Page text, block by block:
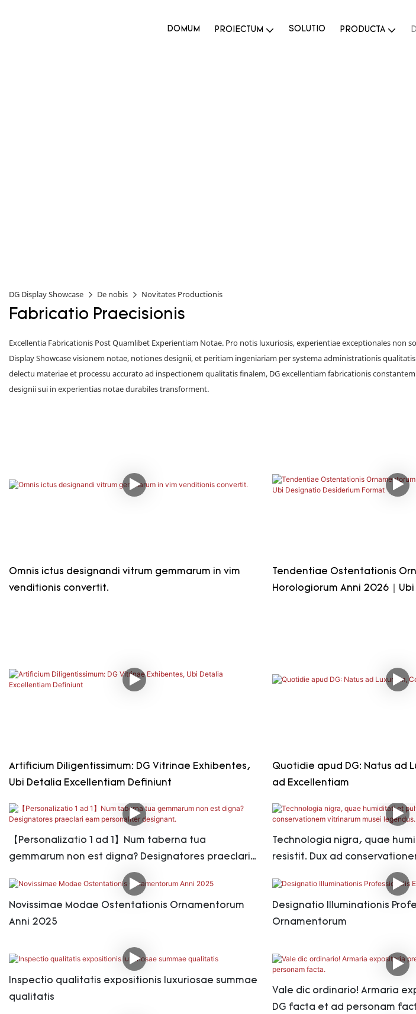
DOMUM PROIECTUM SOLUTIO PRODUCTA
DG Display Showcase De nobis Novitates Productionis
Fabricatio Praecisionis
Excellentia Fabricationis Post Quamlibet Experientiam Notae. Pro notis luxuriosis, experientiae exceptionales non
Display Showcase visionem notae, notiones designii, et peritiam ingeniariam per systema administrationis
delectu materiae et processu accurato ad inspectionem qualitatis finalem, DG excellentiam fabricationis
designii sui in experientias notae durabiles transforment.
Omnis ictus designandi vitrum gemmarum in vim
venditionis convertit.
Tendentiae Ostentationis
Horologiorum Anni 2026｜
Artificium Diligentissimum: DG Vitrinae Exhibentes,
Ubi Detalia Excellentiam Definiunt
Quotidie apud DG: Natus ad
ad Excellentiam
【Personalizatio 1 ad 1】Num taberna tua
gemmarum non est digna? Designatores praeclari
eam personaliter designant.
Technologia nigra, quae
resistit. Dux ad
Novissimae Modae Ostentationis Ornamentorum
Anni 2025
Designatio Illuminationis
Ornamentorum
Inspectio qualitatis expositionis luxuriosae summae
qualitatis
Vale dic ordinario! Armaria
DG facta et ad personam